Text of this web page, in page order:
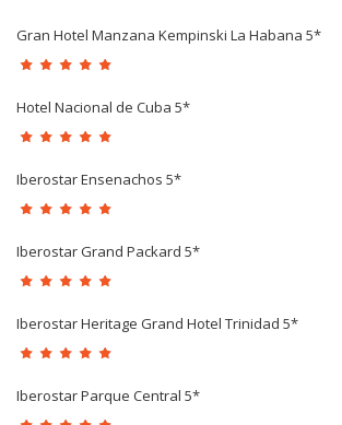
Gran Hotel Manzana Kempinski La Habana 5*
Hotel Nacional de Cuba 5*
Iberostar Ensenachos 5*
Iberostar Grand Packard 5*
Iberostar Heritage Grand Hotel Trinidad 5*
Iberostar Parque Central 5*